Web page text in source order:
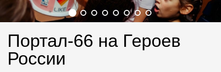
Портал-66 на Героев
России